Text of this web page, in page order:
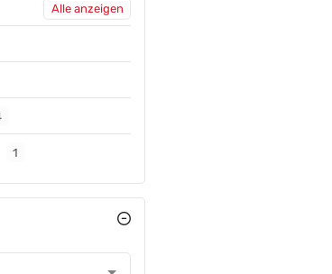
Alle anzeigen
1